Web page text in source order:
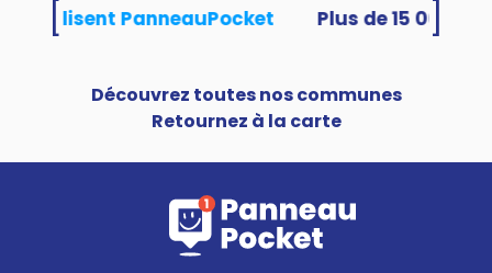
utilisent PanneauPocket
Découvrez toutes nos communes
Retournez à la carte